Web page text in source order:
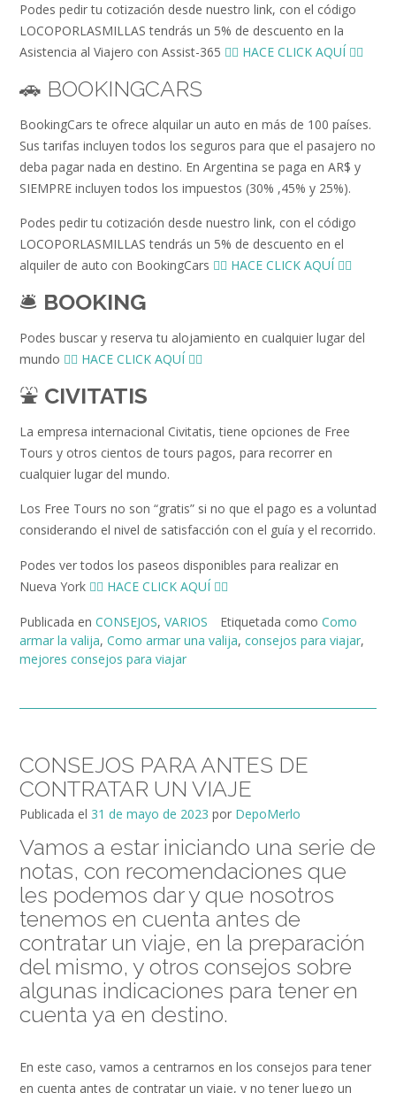
Podes pedir tu cotización desde nuestro link, con el código
LOCOPORLASMILLAS tendrás un 5% de descuento en la
Asistencia al Viajero con Assist-365 👉🏻 HACE CLICK AQUÍ 👈🏻
🚗 BOOKINGCARS
BookingCars te ofrece alquilar un auto en más de 100 países.
Sus tarifas incluyen todos los seguros para que el pasajero no
deba pagar nada en destino. En Argentina se paga en AR$ y
SIEMPRE incluyen todos los impuestos (30% ,45% y 25%).
Podes pedir tu cotización desde nuestro link, con el código
LOCOPORLASMILLAS tendrás un 5% de descuento en el
alquiler de auto con BookingCars 👉🏻 HACE CLICK AQUÍ 👈🏻
🛎️ BOOKING
Podes buscar y reserva tu alojamiento en cualquier lugar del
mundo 👉🏻 HACE CLICK AQUÍ 👈🏻
⛲️ CIVITATIS
La empresa internacional Civitatis, tiene opciones de Free
Tours y otros cientos de tours pagos, para recorrer en
cualquier lugar del mundo.
Los Free Tours no son “gratis” si no que el pago es a voluntad
considerando el nivel de satisfacción con el guía y el recorrido.
Podes ver todos los paseos disponibles para realizar en
Nueva York 👉🏻 HACE CLICK AQUÍ 👈🏻
Publicada en CONSEJOS, VARIOS Etiquetada como Como
armar la valija, Como armar una valija, consejos para viajar,
mejores consejos para viajar
CONSEJOS PARA ANTES DE
CONTRATAR UN VIAJE
Publicada el 31 de mayo de 2023 por DepoMerlo
Vamos a estar iniciando una serie de
notas, con recomendaciones que
les podemos dar y que nosotros
tenemos en cuenta antes de
contratar un viaje, en la preparación
del mismo, y otros consejos sobre
algunas indicaciones para tener en
cuenta ya en destino.
En este caso, vamos a centrarnos en los consejos para tener
en cuenta antes de contratar un viaje, y no tener luego un